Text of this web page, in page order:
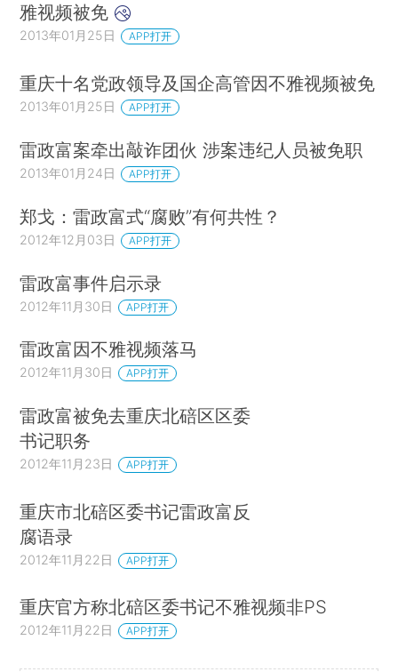
雅视频被免
2013年01月25日 APP打开
重庆十名党政领导及国企高管因不雅视频被免
2013年01月25日 APP打开
雷政富案牵出敲诈团伙 涉案违纪人员被免职
2013年01月24日 APP打开
郑戈：雷政富式“腐败”有何共性？
2012年12月03日 APP打开
雷政富事件启示录
2012年11月30日 APP打开
雷政富因不雅视频落马
2012年11月30日 APP打开
雷政富被免去重庆北碚区区委
书记职务
2012年11月23日 APP打开
重庆市北碚区委书记雷政富反
腐语录
2012年11月22日 APP打开
重庆官方称北碚区委书记不雅视频非PS
2012年11月22日 APP打开